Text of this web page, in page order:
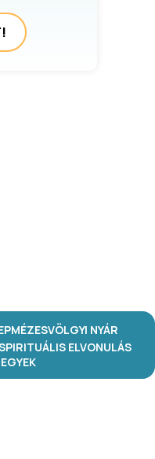
MÉZESVÖLGYI NYÁR
ELVONULÁS